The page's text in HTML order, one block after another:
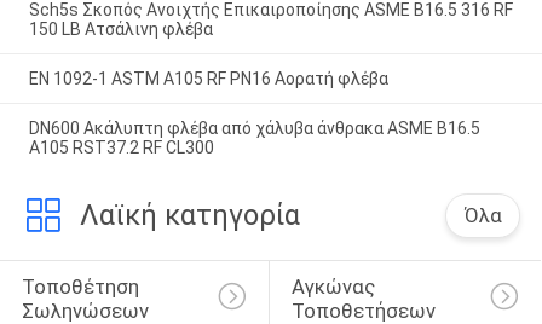
Sch5s Σκοπός Ανοιχτής Επικαιροποίησης ASME B16.5 316 RF
150 LB Ατσάλινη φλέβα
EN 1092-1 ASTM A105 RF PN16 Αορατή φλέβα
DN600 Ακάλυπτη φλέβα από χάλυβα άνθρακα ASME B16.5
A105 RST37.2 RF CL300
Λαϊκή κατηγορία Όλα
Τοποθέτηση
Σωληνώσεων
Αγκώνας
Τοποθετήσεων